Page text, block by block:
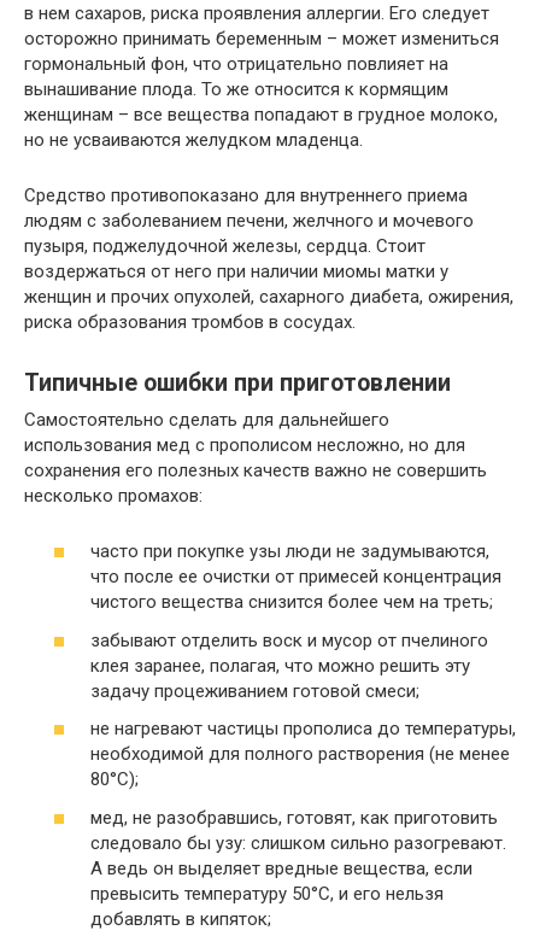
в нем сахаров, риска проявления аллергии. Его следует
осторожно принимать беременным – может измениться
гормональный фон, что отрицательно повлияет на
вынашивание плода. То же относится к кормящим
женщинам – все вещества попадают в грудное молоко,
но не усваиваются желудком младенца.
Средство противопоказано для внутреннего приема
людям с заболеванием печени, желчного и мочевого
пузыря, поджелудочной железы, сердца. Стоит
воздержаться от него при наличии миомы матки у
женщин и прочих опухолей, сахарного диабета, ожирения,
риска образования тромбов в сосудах.
Типичные ошибки при приготовлении
Самостоятельно сделать для дальнейшего
использования мед с прополисом несложно, но для
сохранения его полезных качеств важно не совершить
несколько промахов:
часто при покупке узы люди не задумываются,
что после ее очистки от примесей концентрация
чистого вещества снизится более чем на треть;
забывают отделить воск и мусор от пчелиного
клея заранее, полагая, что можно решить эту
задачу процеживанием готовой смеси;
не нагревают частицы прополиса до температуры,
необходимой для полного растворения (не менее
80°C);
мед, не разобравшись, готовят, как приготовить
следовало бы узу: слишком сильно разогревают.
А ведь он выделяет вредные вещества, если
превысить температуру 50°C, и его нельзя
добавлять в кипяток;